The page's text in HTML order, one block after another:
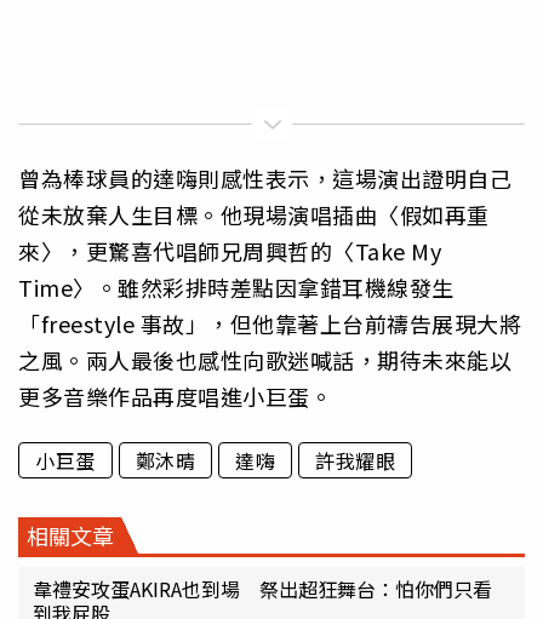
曾為棒球員的達嗨則感性表示，這場演出證明自己
從未放棄人生目標。他現場演唱插曲〈假如再重
來〉，更驚喜代唱師兄周興哲的〈Take My
Time〉。雖然彩排時差點因拿錯耳機線發生
「freestyle 事故」，但他靠著上台前禱告展現大將
之風。兩人最後也感性向歌迷喊話，期待未來能以
更多音樂作品再度唱進小巨蛋。
小巨蛋 鄭沐晴 達嗨 許我耀眼
相關文章
韋禮安攻蛋AKIRA也到場 祭出超狂舞台：怕你們只看